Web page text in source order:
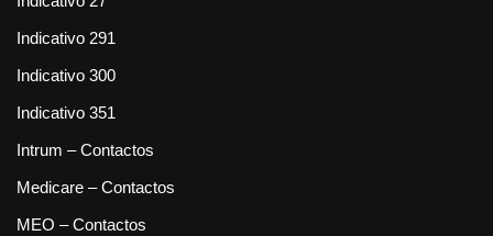
Indicativo 291
Indicativo 300
Indicativo 351
Intrum – Contactos
Medicare – Contactos
MEO – Contactos